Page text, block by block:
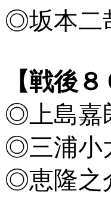
◎坂本二
【戦後
◎上島嘉
◎三浦小
◎恵隆之